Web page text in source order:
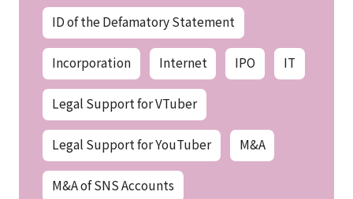
ID of the Defamatory Statement
Incorporation Internet IPO IT
Legal Support for VTuber
Legal Support for YouTuber M&A
M&A of SNS Accounts